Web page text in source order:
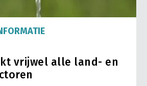
vrijwel alle land- en